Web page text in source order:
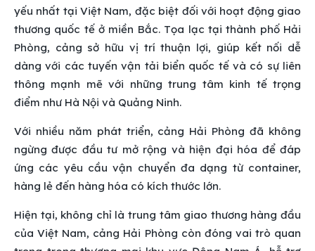
yếu nhất tại Việt Nam, đặc biệt đối với hoạt động giao
thương quốc tế ở miền Bắc. Tọa lạc tại thành phố Hải
Phòng, cảng sở hữu vị trí thuận lợi, giúp kết nối dễ
dàng với các tuyến vận tải biển quốc tế và có sự liên
thông mạnh mẽ với những trung tâm kinh tế trọng
điểm như Hà Nội và Quảng Ninh.
Với nhiều năm phát triển, cảng Hải Phòng đã không
ngừng được đầu tư mở rộng và hiện đại hóa để đáp
ứng các yêu cầu vận chuyển đa dạng từ container,
hàng lẻ đến hàng hóa có kích thước lớn.
Hiện tại, không chỉ là trung tâm giao thương hàng đầu
của Việt Nam, cảng Hải Phòng còn đóng vai trò quan